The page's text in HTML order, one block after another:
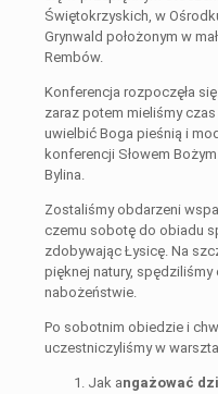
Świętokrzyskich, w
Grynwald położonym w
Rembów.
Konferencja rozpoczęła
zaraz potem mieliśmy
uwielbić Boga pieśnią i
konferencji Słowem
Bylina.
Zostaliśmy obdarzeni
czemu sobotę do obiadu
zdobywając Łysicę. Na
pięknej natury, spędziliśmy
nabożeństwie.
Po sobotnim obiedzie i
uczestniczyliśmy w
Jak angażować